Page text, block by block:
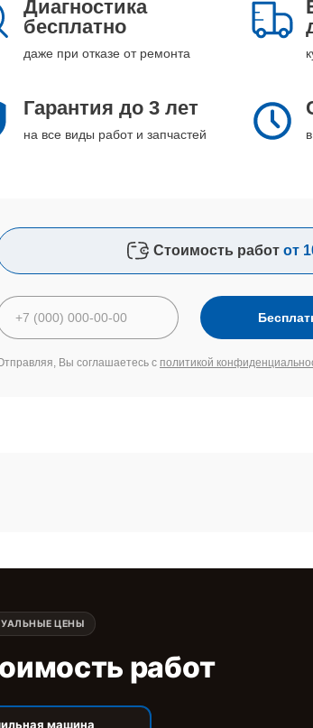
Диагностика
бесплатно
даже при отказе от ремонта
Гарантия до 3 лет
на все виды работ и запчастей
Стоимость работ от
Вы соглашаетесь с политикой
ЦЕНЫ
работ
машина